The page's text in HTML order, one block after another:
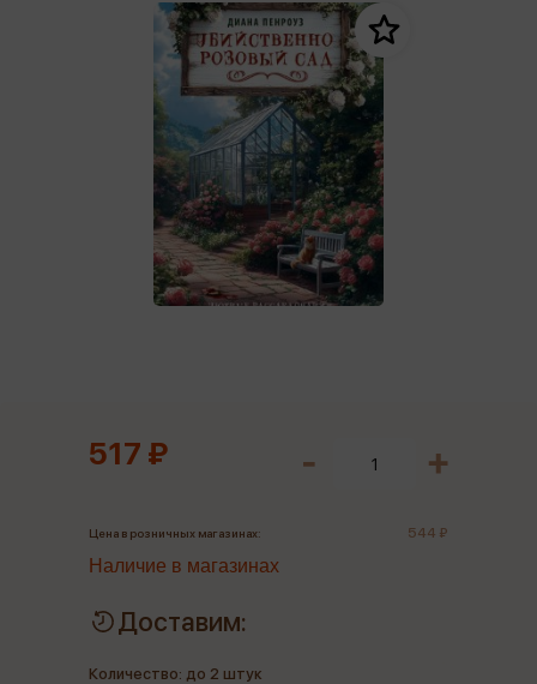
517 ₽
Цена в розничных магазинах: 544 ₽
Наличие в магазинах
Доставим:
Количество: до 2 штук